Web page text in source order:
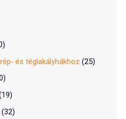
és téglakályhákhoz (25)
(32)